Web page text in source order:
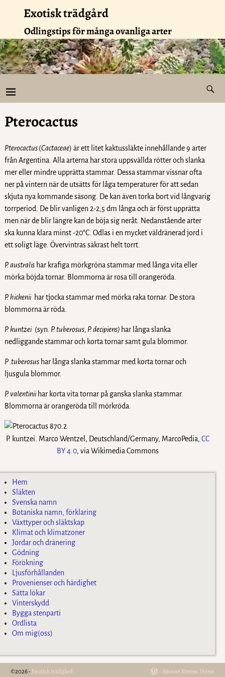
Exotisk trädgård
Odlingstips för många ovanliga arter
Pterocactus
Pterocactus(Cactaceae) är ett litet kaktussläkte innehållande 9 arter
från Argentina. Alla arterna har stora uppsvällda rötter och slanka
mer eller mindre upprätta stammar. Dessa stammar vissnar ofta
ner på vintern när de utsätts för låga temperaturer för att sedan
skjuta nya kommande säsong. De kan även torka bort vid långvarig
torrperiod. De blir vanligen 2-2,5 dm långa och är först upprätta
men när de blir längre kan de böja sig neråt. Nedanstående arter
ska kunna klara minst -20°C. Odlas i en mycket väldränerad jord i
ett soligt läge. Övervintras säkrast helt torrt.
P. australishar krafiga mörkgröna stammar med långa vita eller
mörka böjda tornar. Blommorna är rosa till orangeröda.
P. hickeniihar tjocka stammar med mörka raka tornar. De stora
blommorna är röda.
P. kuntzei(syn . P. tuberosus, P. decipiens) har långa slanka
nedliggande stammar och korta tornar samt gula blommor.
P .tuberosushar långa slanka stammar med korta tornar och
ljusgula blommor.
P. valentiniihar korta vita tornar på ganska slanka stammar.
Blommorna är orangeröda till mörkröda.
P. kuntzei. Marco Wentzel, Deutschland/Germany, MarcoPedia, CC
BY 4.0, via Wikimedia Commons
Hem
Släkten
Svenska namn
Botaniska namn, förklaring
Växttyper och släktskap
Klimat och klimatzoner
Jordar och dränering
Gödning
Förökning
Ljusförhållanden
Provenienser och härdighet
Sätta lökar
Vinterskydd
Bygga stenparti
Ordlista
Om mig(oss)
©2026 - Exotisk trädgård - Weaver Xtreme Theme